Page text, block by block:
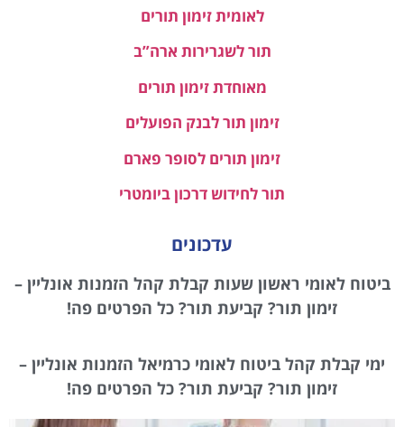
לאומית זימון תורים
תור לשגרירות ארה”ב
מאוחדת זימון תורים
זימון תור לבנק הפועלים
זימון תורים לסופר פארם
תור לחידוש דרכון ביומטרי
עדכונים
ביטוח לאומי ראשון שעות קבלת קהל הזמנות אונליין –
זימון תור? קביעת תור? כל הפרטים פה!
ימי קבלת קהל ביטוח לאומי כרמיאל הזמנות אונליין –
זימון תור? קביעת תור? כל הפרטים פה!